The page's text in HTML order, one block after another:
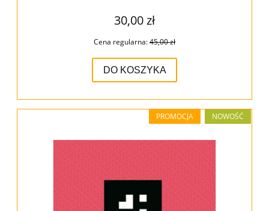
30,00 zł
Cena regularna:45,00 zł
DO KOSZYKA
PROMOCJA NOWOŚĆ